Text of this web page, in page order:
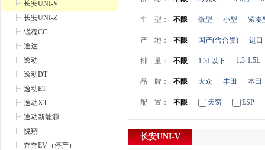
长安UNI-V
长安UNI-Z
锐程CC
逸达
逸动
逸动DT
逸动ET
逸动XT
逸动新能源
悦翔
奔奔EV（停产）
车 型： 不限 微型 小型 紧凑
产 地： 不限 国产(含合资) 进口
排 量： 不限 1.3L以下 1.3-1.5L
品 牌： 不限 大众 丰田 本田
配 置： 不限 天窗 ESP
长安UNI-V